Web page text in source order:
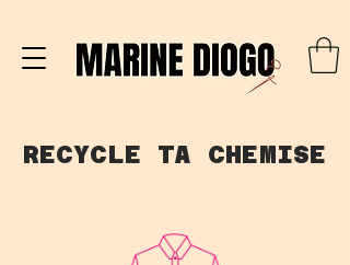
RECYCLE TA CHEMISE